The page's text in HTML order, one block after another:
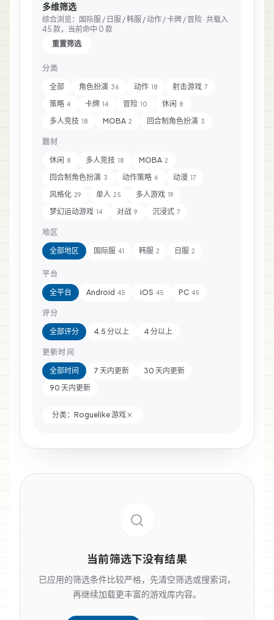
多维筛选
综合浏览：国际服 / 日服 / 韩服 / 动作 / 卡牌 / 冒险 · 共载入
45 款，当前命中 0 款
重置筛选
分类
全部
角色扮演 36 动作 18 射击游戏 7
策略 4 卡牌 14 冒险 10 休闲 8
多人竞技 18 MOBA 2 回合制角色扮演 3
题材
休闲 8 多人竞技 18 MOBA 2
回合制角色扮演 3 动作策略 6 动漫 17
风格化 29 单人 25 多人游戏 19
梦幻运动游戏 14 对战 9 沉浸式 7
地区
全部地区
国际服 41 韩服 2 日服 2
平台
全平台
Android 45 iOS 45 PC 45
评分
全部评分
4.5 分以上 4 分以上
更新时间
全部时间
7 天内更新
30 天内更新
90 天内更新
分类： Roguelike 游戏
当前筛选下没有结果
已应用的筛选条件比较严格，先清空筛选或搜索词，
再继续加载更丰富的游戏库内容。